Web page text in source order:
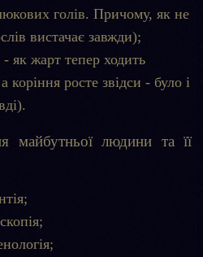
голів. Причому, як не
вистачає завжди);
як жарт тепер ходить
коріння росте звідси - було і
майбутньої людини та її